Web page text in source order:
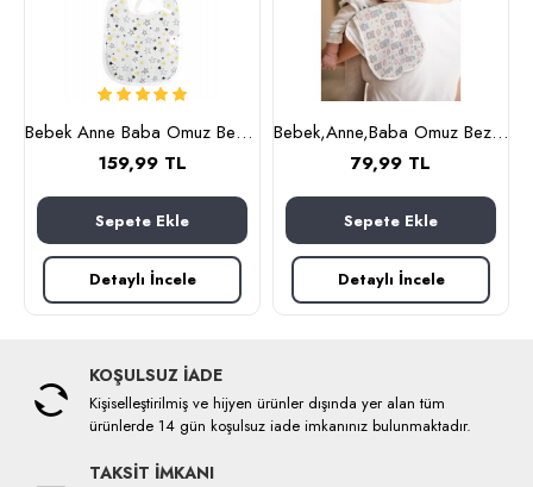
Bebek Anne Baba Omuz Bezi ve Mama Önlüğü, İkili Set, OEKO-TEX sertifikalı, Burpy Bip Organic Cloth YILDIZ Desenli Feeding Cloth%100 Pamuk Multi-Use Burp Cloth Bib 67x28 cm
159,99 TL
Sepete Ekle
Detaylı İncele
Bebek,Anne,Baba Omuz Bezi ve Mama Önlüğü, İkili Set, OEKO-TEX sertifikalı, Burpy Bip Organic Cloth KRAL AYI Desenli Feeding Cloth%100 Pamuk Multi-Use Burp Cloth and Bib 67x28 cm
79,99 TL
Sepete Ekle
Detaylı İncele
KOŞULSUZ İADE
Kişiselleştirilmiş ve hijyen ürünler dışında yer alan tüm
ürünlerde 14 gün koşulsuz iade imkanınız bulunmaktadır.
TAKSİT İMKANI